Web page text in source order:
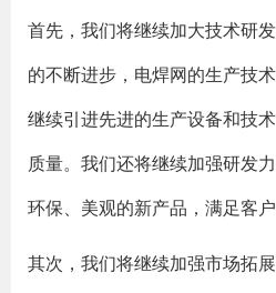
首先，我们将继续加大技术研
的不断进步，电焊网的生产技
继续引进先进的生产设备和技
质量。我们还将继续加强研发
环保、美观的新产品，满足客户
其次，我们将继续加强市场拓